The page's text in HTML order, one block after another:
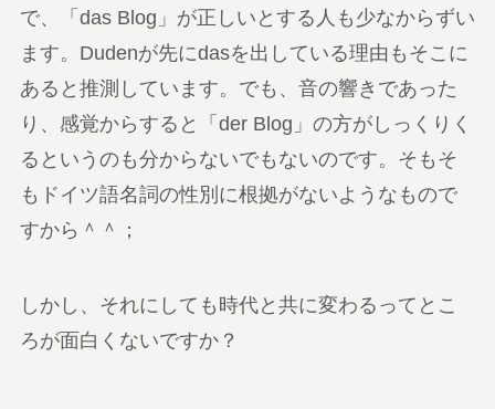
で、「das Blog」が正しいとする人も少なからずい
ます。Dudenが先にdasを出している理由もそこに
あると推測しています。でも、音の響きであった
り、感覚からすると「der Blog」の方がしっくりく
るというのも分からないでもないのです。そもそ
もドイツ語名詞の性別に根拠がないようなもので
すから＾＾；
しかし、それにしても時代と共に変わるってとこ
ろが面白くないですか？